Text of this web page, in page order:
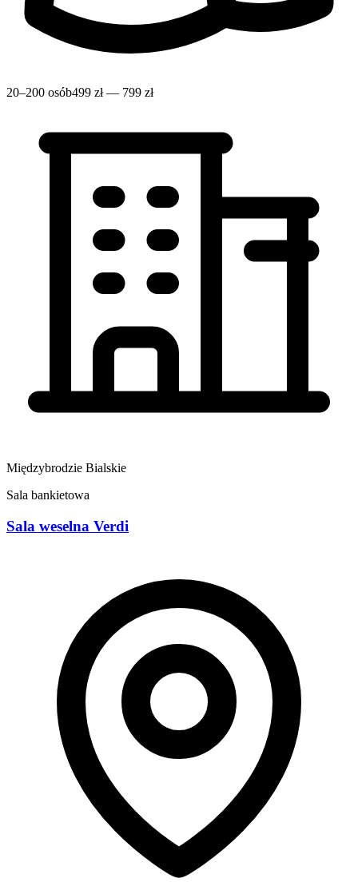
20–200 osób499 zł — 799 zł
Międzybrodzie Bialskie
Sala bankietowa
Sala weselna Verdi